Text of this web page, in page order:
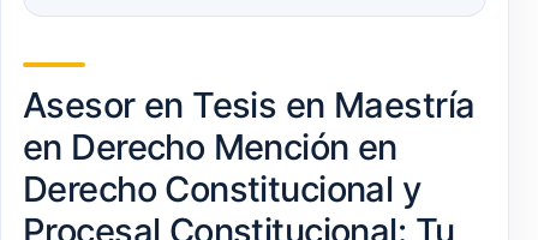
Asesor en Tesis en Maestría
en Derecho Mención en
Derecho Constitucional y
Procesal Constitucional: Tu